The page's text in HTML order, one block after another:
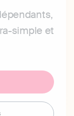
simple et